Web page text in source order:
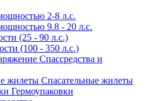
2-8 л.с.
9.8 - 20 л.с.
(25 - 90 л.с.)
(100 - 350 л.с.)
Спассредства и
Спасательные жилеты
Гермоупаковки